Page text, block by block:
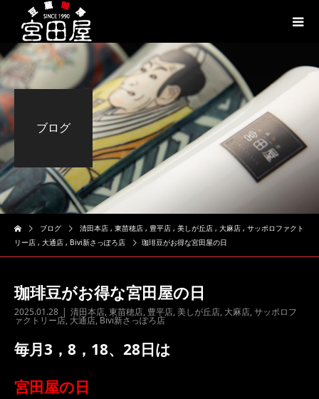
ブログ
ブログ 清田本店 , 東苗穂店 , 豊平店 , 美しが丘店 , 大麻店 , サッポロファクト
リー店 , 大通店 , Bivi新さっぽろ店 珈琲豆がお得な宮田屋の日
珈琲豆がお得な宮田屋の日
2025.01.28 清田本店,東苗穂店, 豊平店,美しが丘店, 大麻店,サッポロフ
ァクトリー店, 大通店,Bivi新さっぽろ店
毎月3，8，18、28日は
宮田屋の日